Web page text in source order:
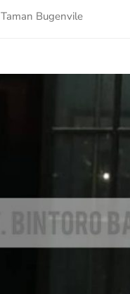
Bugenvile